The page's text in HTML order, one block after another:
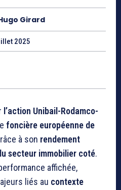
Girard
2025
l’action Unibail-Rodamco-
foncière européenne de
à son rendement
secteur immobilier coté.
affichée,
liés au contexte